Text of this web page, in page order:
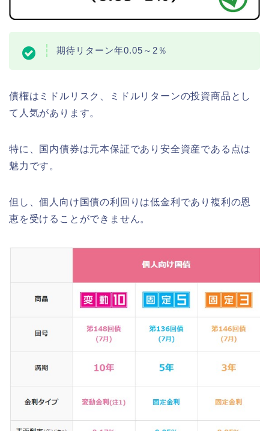
期待リターン年0.05～2％
債権はミドルリスク、ミドルリターンの投資商品とし
て人気があります。
特に、国内債券は元本保証であり安全資産である点は
魅力です。
但し、個人向け国債の利回りは低金利であり複利の恩
恵を受けることができません。